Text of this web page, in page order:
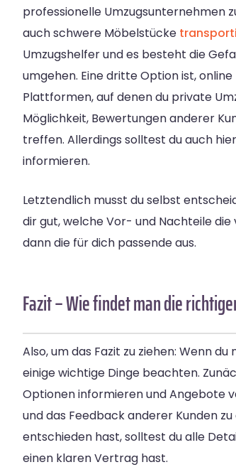
professionelle Umzugsunternehmen
auch schwere Möbelstücke
Umzugshelfer und es besteht die
umgehen. Eine dritte Option ist,
Plattformen, auf denen du private
Möglichkeit, Bewertungen anderer
treffen. Allerdings solltest du auch
informieren.
Letztendlich musst du selbst
dir gut, welche Vor- und Nachteile
dann die für dich passende aus.
Fazit – Wie findet man die
Also, um das Fazit zu ziehen: Wenn
einige wichtige Dinge beachten.
Optionen informieren und Angebote
und das Feedback anderer Kunden
entschieden hast, solltest du alle
einen klaren Vertrag hast.